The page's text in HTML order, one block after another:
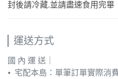
封後請冷藏.並請盡速食用完畢
運送方式
國 內 運 送｜
⦁ 宅配本島：單筆訂單實際消